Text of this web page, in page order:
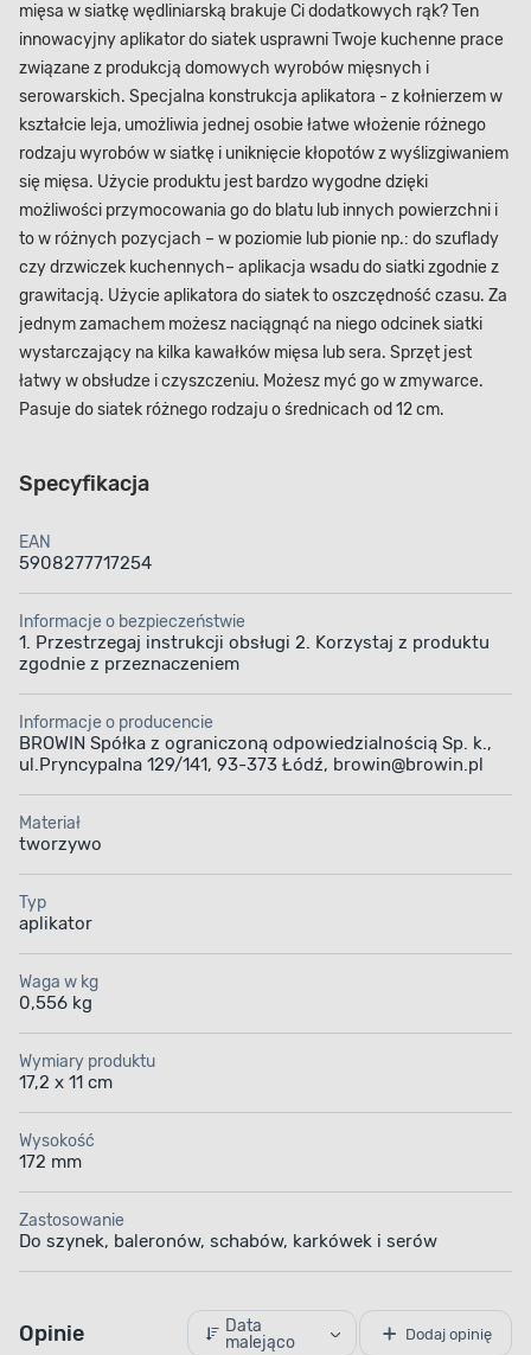
mięsa w siatkę wędliniarską brakuje Ci dodatkowych rąk? Ten
innowacyjny aplikator do siatek usprawni Twoje kuchenne prace
związane z produkcją domowych wyrobów mięsnych i
serowarskich. Specjalna konstrukcja aplikatora - z kołnierzem w
kształcie leja, umożliwia jednej osobie łatwe włożenie różnego
rodzaju wyrobów w siatkę i uniknięcie kłopotów z wyślizgiwaniem
się mięsa. Użycie produktu jest bardzo wygodne dzięki
możliwości przymocowania go do blatu lub innych powierzchni i
to w różnych pozycjach – w poziomie lub pionie np.: do szuflady
czy drzwiczek kuchennych– aplikacja wsadu do siatki zgodnie z
grawitacją. Użycie aplikatora do siatek to oszczędność czasu. Za
jednym zamachem możesz naciągnąć na niego odcinek siatki
wystarczający na kilka kawałków mięsa lub sera. Sprzęt jest
łatwy w obsłudze i czyszczeniu. Możesz myć go w zmywarce.
Pasuje do siatek różnego rodzaju o średnicach od 12 cm.
Specyfikacja
EAN
5908277717254
Informacje o bezpieczeństwie
1. Przestrzegaj instrukcji obsługi 2. Korzystaj z produktu
zgodnie z przeznaczeniem
Informacje o producencie
BROWIN Spółka z ograniczoną odpowiedzialnością Sp. k.,
ul.Pryncypalna 129/141, 93-373 Łódź, browin@browin.pl
Materiał
tworzywo
Typ
aplikator
Waga w kg
0,556 kg
Wymiary produktu
17,2 x 11 cm
Wysokość
172 mm
Zastosowanie
Do szynek, baleronów, schabów, karkówek i serów
Opinie
Data
malejąco
Dodaj opinię